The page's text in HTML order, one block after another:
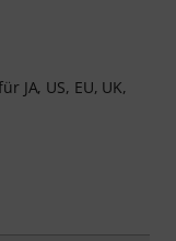
JA, US, EU, UK,